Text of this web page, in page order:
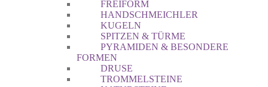
FREIFORM
HANDSCHMEICHLER
KUGELN
SPITZEN & TÜRME
PYRAMIDEN & BESONDERE
FORMEN
DRUSE
TROMMELSTEINE